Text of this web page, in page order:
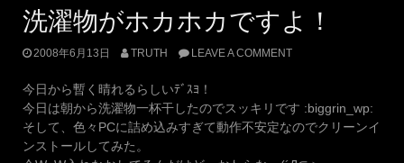
洗濯物がホカホカですよ！
2008年6月13日 TRUTH LEAVE A COMMENT
今日から暫く晴れるらしいﾃﾞｽﾖ！
今日は朝から洗濯物一杯干したのでスッキリです :biggrin_wp:
そして、色々PCに詰め込みすぎて動作不安定なのでクリーンイ
ンストールしてみた。